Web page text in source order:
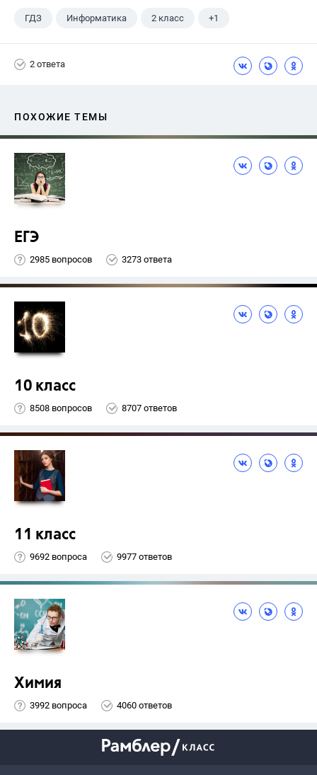
ГДЗ Информатика 2 класс +1
2 ответа
ПОХОЖИЕ ТЕМЫ
ЕГЭ
2985 вопросов 3273 ответа
10 класс
8508 вопросов 8707 ответов
11 класс
9692 вопроса 9977 ответов
Химия
3992 вопроса 4060 ответов